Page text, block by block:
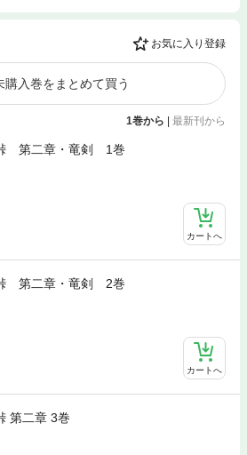
お気に入り登録
購入巻をまとめて買う
1巻から | 最新刊から
第二章・竜剣 1巻
カートへ
第二章・竜剣 2巻
カートへ
第二章 3巻